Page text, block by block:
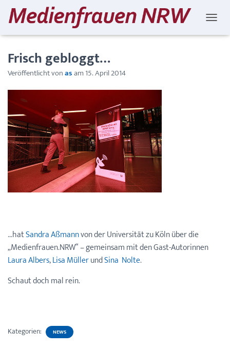
Frisch gebloggt…
Veröffentlicht vonasam 15. April 2014
…hatSandra Aßmannvon der Universität zu Köln über die
„Medienfrauen.NRW“ – gemeinsam mit den Gast-Autorinnen
Laura Albers,Lisa MüllerundSina Nolte.
Schaut doch mal rein.
Kategorien: NEWS